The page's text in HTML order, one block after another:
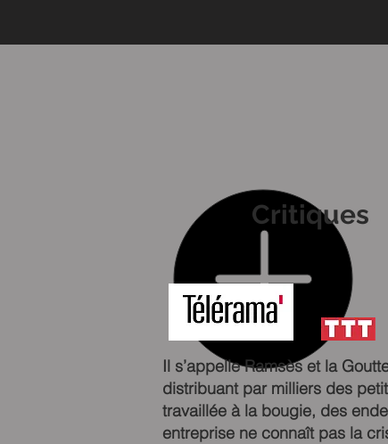
Critiques
Il s’appelle Ramsès et la
distribuant par milliers des
travaillée à la bougie, des
entreprise ne connaît pas la